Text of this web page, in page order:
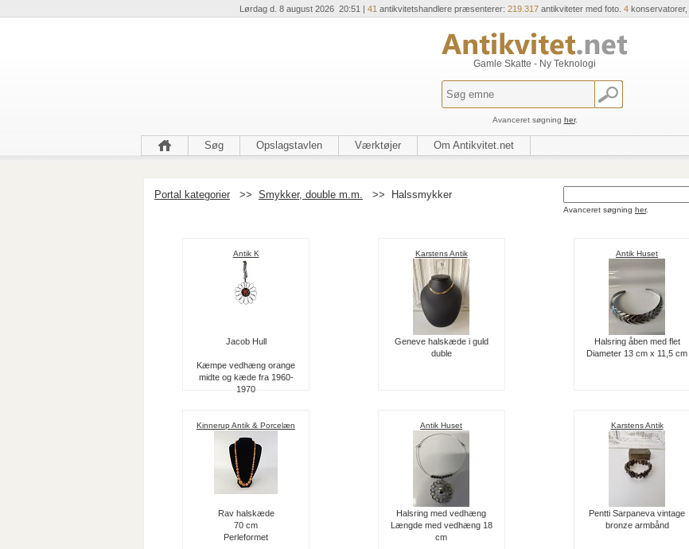
Lørdag d. 8 august 2026 20:51 | 41 antikvitetshandlere præsenterer: 219.317antikviteter med foto. 4konservatorer,
Gamle Skatte - Ny Teknologi
Avanceret søgning her.
Søg Opslagstavlen Værktøjer Om Antikvitet.net
Portal kategorier >> Smykker, double m.m. >> Halssmykker
Avanceret søgning her.
Antik K
Jacob Hull
Kæmpe vedhæng orange
midte og kæde fra 1960-
1970
Karstens Antik
Geneve halskæde i guld
duble
Antik Huset
Halsring åben med flet
Diameter 13 cm x 11,5 cm
Kinnerup Antik & Porcelæn
Rav halskæde
70 cm
Perleformet
Antik Huset
Halsring med vedhæng
Længde med vedhæng 18
cm
Karstens Antik
Pentti Sarpaneva vintage
bronze armbånd